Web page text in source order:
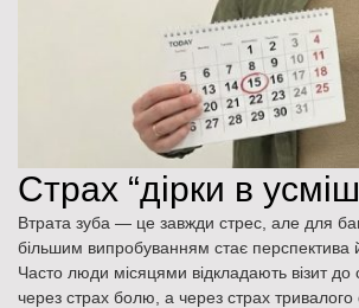
Страх “дірки в
Втрата зуба — це завжди стрес, але для
більшим випробуванням стає перспектива
Часто люди місяцями відкладають візит до
через страх болю, а через страх тривалого